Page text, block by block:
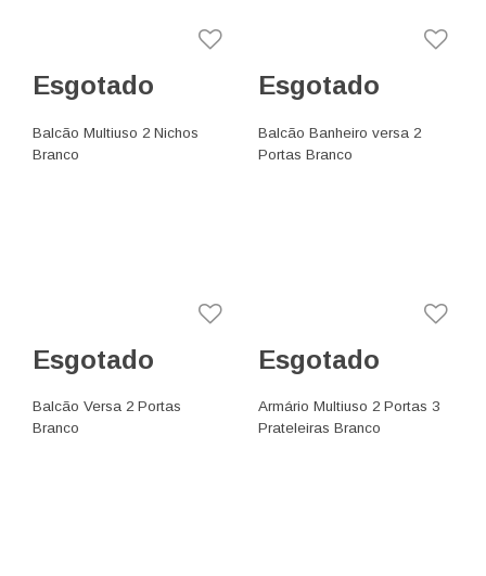
Esgotado
Balcão Multiuso 2 Nichos
Branco
Esgotado
Balcão Banheiro versa 2
Portas Branco
Esgotado
Balcão Versa 2 Portas
Branco
Esgotado
Armário Multiuso 2 Portas 3
Prateleiras Branco